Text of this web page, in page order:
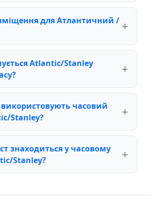
для Атлантичний /
Atlantic/Stanley
використовують часовий
Stanley?
знаходиться у часовому
Stanley?